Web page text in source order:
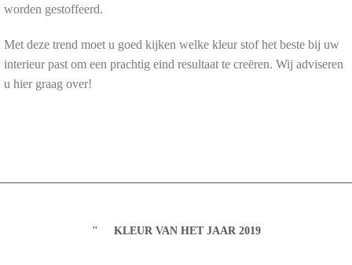
worden gestoffeerd.
Met deze trend moet u goed kijken welke kleur stof het beste bij uw
interieur past om een prachtig eind resultaat te creëren. Wij adviseren
u hier graag over!
KLEUR VAN HET JAAR 2019